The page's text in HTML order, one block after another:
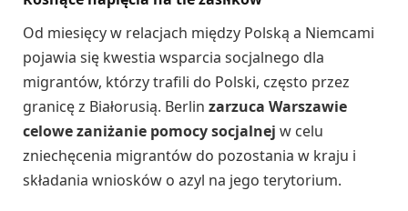
Od miesięcy w relacjach między Polską a Niemcami
pojawia się kwestia wsparcia socjalnego dla
migrantów, którzy trafili do Polski, często przez
granicę z Białorusią. Berlin zarzuca Warszawie
celowe zaniżanie pomocy socjalnej w celu
zniechęcenia migrantów do pozostania w kraju i
składania wniosków o azyl na jego terytorium.